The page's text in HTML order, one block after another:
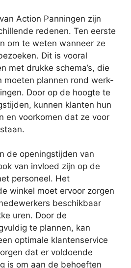
Action Panningen zijn
redenen. Ten eerste
om te weten wanneer ze
Dit is vooral
met drukke schema’s, die
moeten plannen rond werk-
Door op de hoogte te
kunnen klanten hun
en voorkomen dat ze voor
de openingstijden van
van invloed zijn op de
personeel. Het
winkel moet ervoor zorgen
beschikbaar
uren. Door de
te plannen, kan
optimale klantenservice
dat er voldoende
is om aan de behoeften